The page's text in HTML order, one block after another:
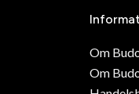
Om
Om